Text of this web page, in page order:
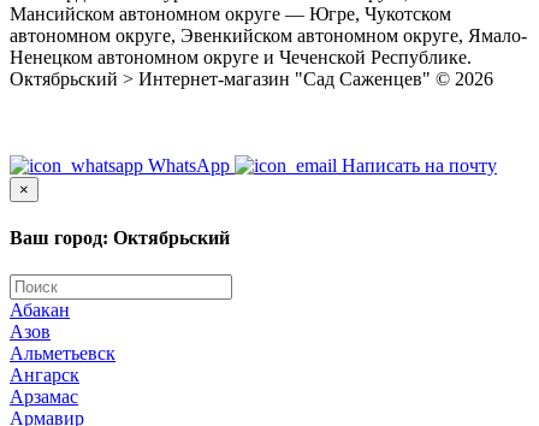
Мансийском автономном округе — Югре, Чукотском
автономном округе, Эвенкийском автономном округе, Ямало-
Ненецком автономном округе и Чеченской Республике.
Октябрьский > Интернет-магазин "Сад Саженцев" © 2026
WhatsApp Написать на почту
×
Ваш город: Октябрьский
Абакан
Азов
Альметьевск
Ангарск
Арзамас
Армавир